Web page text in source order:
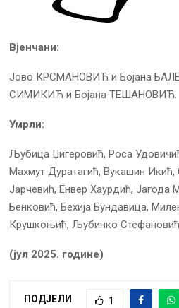
Вјенчани:
Јово КРСМАНОВИЋ и Бојана
СИМИКИЋ и Бојана ТЕШАНОВИЋ.
Умрли:
Љубица Џигеровић, Роса
Махмут Дуратагић, Вукашин
Јарчевић, Енвер Хаурдић,
Бенковић, Бехија Бундавица,
Крушкоњић, Љубинко
(јул 2025. године)
ПОДЈЕЛИ 1